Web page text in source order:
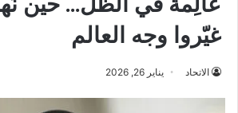
غيّروا وجه العالم
الاتحاد يناير 26, 2026